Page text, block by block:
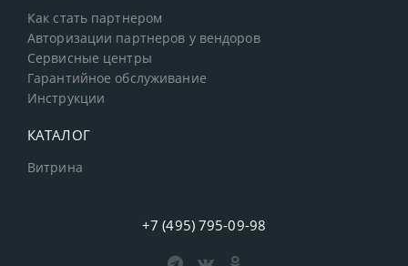
Как стать партнером
Авторизации партнеров у вендоров
Сервисные центры
Гарантийное обслуживание
Инструкции
КАТАЛОГ
Витрина
+7 (495) 795-09-98